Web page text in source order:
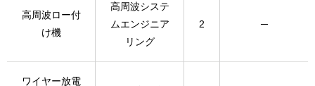
高周波ロー付
け機
高周波システ
ムエンジニア
リング
2 ─
ワイヤー放電